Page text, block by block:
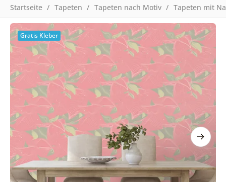
Startseite Tapeten Tapeten nach Motiv Tapeten mit
Gratis Kleber